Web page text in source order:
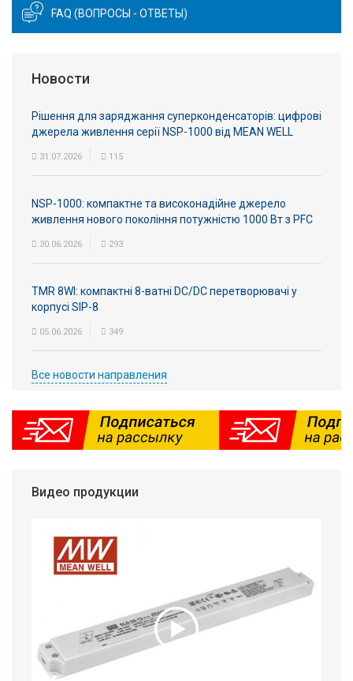
FAQ (ВОПРОСЫ - ОТВЕТЫ)
Новости
Рішення для заряджання суперконденсаторів: цифрові
джерела живлення серії NSP-1000 від MEAN WELL
31.07.2026 115
NSP-1000: компактне та високонадійне джерело
живлення нового покоління потужністю 1000 Вт з PFC
30.06.2026 293
TMR 8WI: компактні 8-ватні DC/DC перетворювачі у
корпусі SIP-8
05.06.2026 349
Все новости направления
Видео продукции